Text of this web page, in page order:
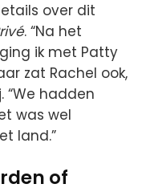
over dit
. “Na het
ik met Patty
zat Rachel ook,
“We hadden
was wel
land.”
of